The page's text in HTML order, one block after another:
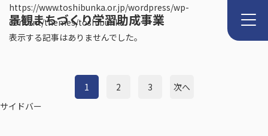
景観まちづくり学習助成事業
https://www.toshibunka.or.jp/wordpress/wp-
content/themes/toshibunka
表示する記事はありませんでした。
1 2 3
次へ
サイドバー